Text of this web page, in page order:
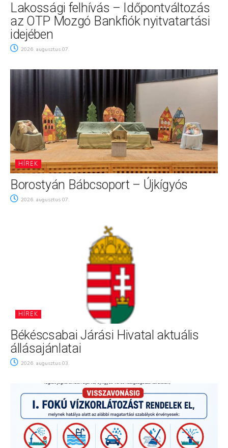
Lakossági felhívás – Időpontváltozás
az OTP Mozgó Bankfiók nyitvatartási
idejében
2026. augusztus 07.
HÍREK
Borostyán Bábcsoport – Újkígyós
2026. augusztus 07.
HÍREK
Békéscsabai Járási Hivatal aktuális
állásajánlatai
2026. augusztus 03.